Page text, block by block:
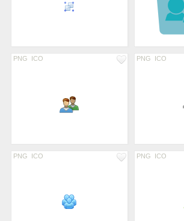
PNG ICO PNG ICO
PNG ICO PNG ICO